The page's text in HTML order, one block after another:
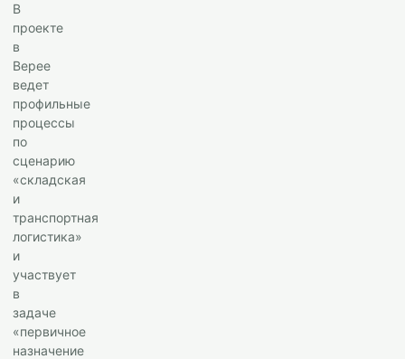
В
проекте
в
Верее
ведет
профильные
процессы
по
сценарию
«складская
и
транспортная
логистика»
и
участвует
в
задаче
«первичное
назначение